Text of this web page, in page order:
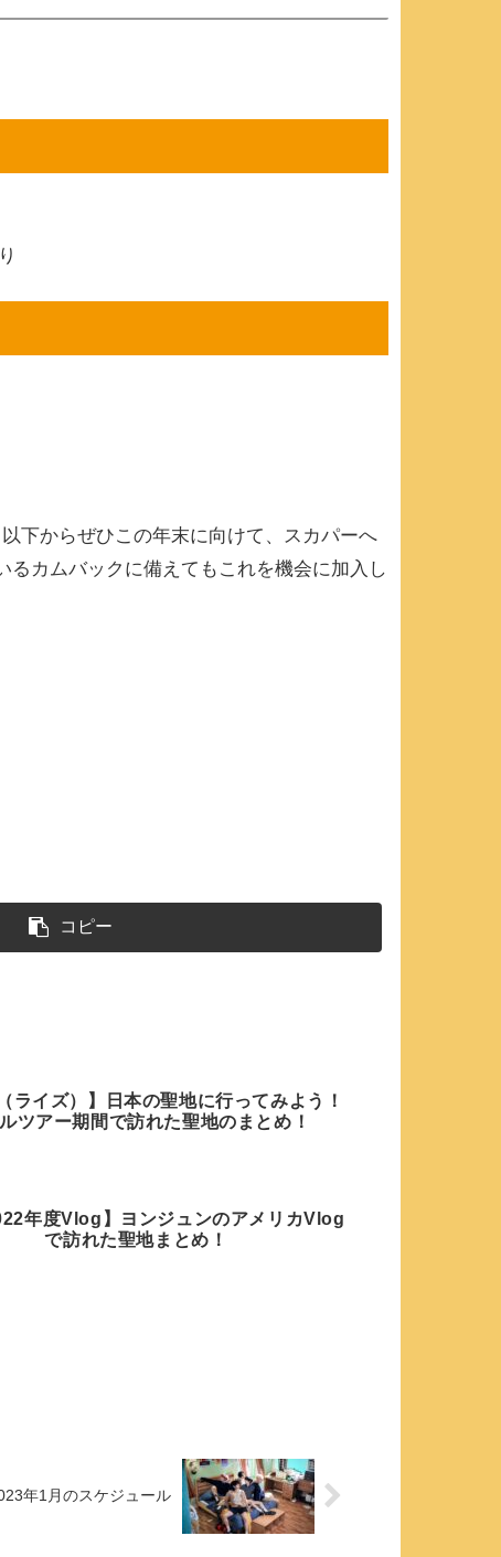
下からぜひこの年末に向けて、スカパーへ
カムバックに備えてもこれを機会に加入し
コピー
ライズ）】日本の聖地に行ってみよう！
ツアー期間で訪れた聖地のまとめ！
年度Vlog】ヨンジュンのアメリカVlog
で訪れた聖地まとめ！
年1月のスケジュール